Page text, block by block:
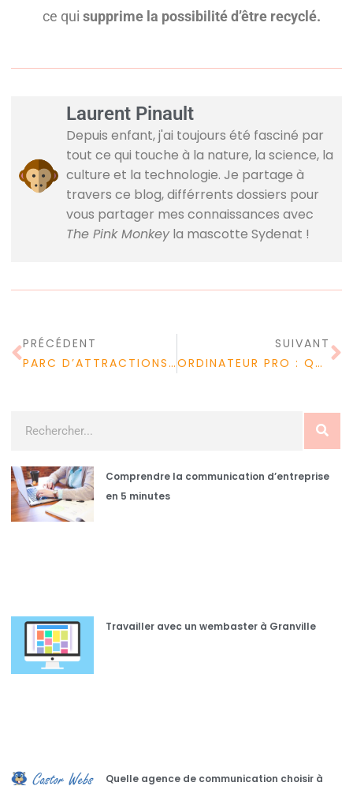
ce qui supprime la possibilité d’être recyclé.
Laurent Pinault
Depuis enfant, j'ai toujours été fasciné par
tout ce qui touche à la nature, la science, la
culture et la technologie. Je partage à
travers ce blog, différrents dossiers pour
vous partager mes connaissances avec
The Pink Monkeyla mascotte Sydenat !
PRÉCÉDENT
PARC D’ATTRACTIONS : QUE DOIT-ON FAIRE ?
SUIVANT
ORDINATEUR PRO : QUELS SONT LES AVANTAGES D’UN ORDINATEUR PROFESSIONNEL ?
Comprendre la communication d’entreprise
en 5 minutes
Travailler avec un wembaster à Granville
Quelle agence de communication choisir à